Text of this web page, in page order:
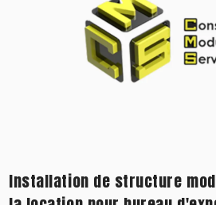
Installation de structure